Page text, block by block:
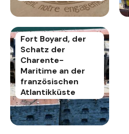
Fort Boyard, der
Schatz der
Charente-
Maritime an der
französischen
Atlantikküste